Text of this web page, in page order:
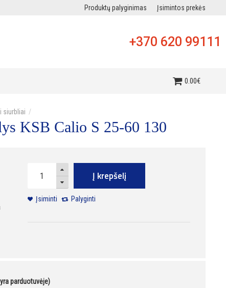
Produktų palyginimas Įsimintos prekės
+370 620 99111
0.00€
siurbliai
KSB Calio S 25-60 130
Į krepšelį
Įsiminti Palyginti
parduotuvėje)